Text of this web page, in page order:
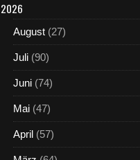
2026
August (27)
Juli (90)
Juni (74)
Mai (47)
April (57)